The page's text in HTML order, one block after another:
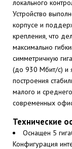
локального
Устройство
корпусе и
крепления, что
максимально
симметричную
(до 930 Мбит/с) и
построения
малого и
современных
Технические
Оснащен 5
Конфигурация